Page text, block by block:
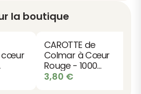
la boutique
cœur
CAROTTE de
Colmar à Cœur
Rouge - 1000
graines bio
3,80 €